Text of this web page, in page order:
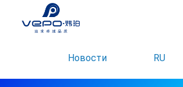
Новости RU